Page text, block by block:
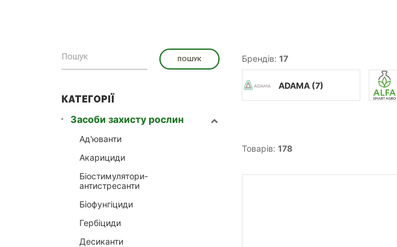
КАТЕГОРІЇ
Засоби захисту рослин
Ад'юванти
Акарициди
Біостимулятори-
антистресанти
Біофунгіциди
Гербіциди
Десиканти
Брендів: 17
ADAMA (7)
Товарів: 178